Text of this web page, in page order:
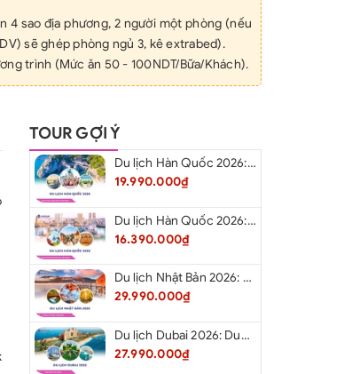
4 sao địa phương, 2 người một phòng (nếu
sẽ ghép phòng ngủ 3, kê extrabed).
trình (Mức ăn 50 - 100NDT/Bữa/Khách).
khách.
vào cửa các nơi theo chương trình.
Nam và hướng dẫn viên địa phương phục
tế.
VNĐ.
cảnh Việt Nam đối với khách Việt kiều,
các chuyến bay.
TOUR GỢI Ý
Du lịch Hàn Quốc 2026: Hà Nội – Busan – Seoul – Starfiled – Lotte Worf
19.990.000₫
Du lịch Hàn Quốc 2026: Hà Nội – Lotte Word – Đảo Nami – Làng Cổ Hanok Bukchon
16.390.000₫
Du lịch Nhật Bản 2026: Niigata – Aizu – Nikko - Tokyo – Niigata từ Hà Nội
29.990.000₫
Du lịch Dubai 2026: Dubai - Safari - Abu Dhabi
27.990.000₫